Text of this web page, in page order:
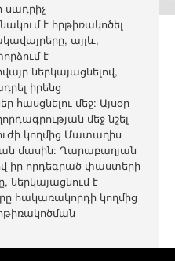
սադրիչ
է հրթիռակոծել
այլև,
է
ներկայացնելով,
իրենց
հասցնելու մեջ: Այսօր
մեջ նշել
կողմից Մատաղիս
մասին: Ղարաբաղյան
իր որդեգրած փաստերի
ներկայացնում է
հակառակորդի կողմից